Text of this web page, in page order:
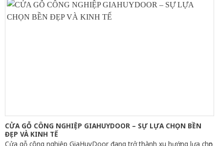
CỬA GỖ CÔNG NGHIỆP GIAHUYDOOR – SỰ LỰA CHỌN BỀN
ĐẸP VÀ KINH TẾ
Cửa gỗ công nghiệp GiaHuyDoor đang trở thành xu hướng lựa chọn